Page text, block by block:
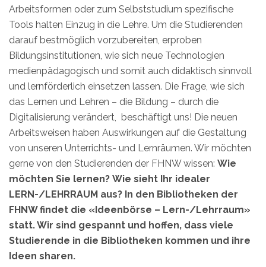
Arbeitsformen oder zum Selbststudium spezifische
Tools halten Einzug in die Lehre. Um die Studierenden
darauf bestmöglich vorzubereiten, erproben
Bildungsinstitutionen, wie sich neue Technologien
medienpädagogisch und somit auch didaktisch sinnvoll
und lernförderlich einsetzen lassen. Die Frage, wie sich
das Lernen und Lehren – die Bildung – durch die
Digitalisierung verändert, beschäftigt uns! Die neuen
Arbeitsweisen haben Auswirkungen auf die Gestaltung
von unseren Unterrichts- und Lernräumen. Wir möchten
gerne von den Studierenden der FHNW wissen: Wie
möchten Sie lernen? Wie sieht Ihr idealer
LERN-/LEHRRAUM aus? In den Bibliotheken der
FHNW findet die «Ideenbörse – Lern-/Lehrraum»
statt. Wir sind gespannt und hoffen, dass viele
Studierende in die Bibliotheken kommen und ihre
Ideen sharen.